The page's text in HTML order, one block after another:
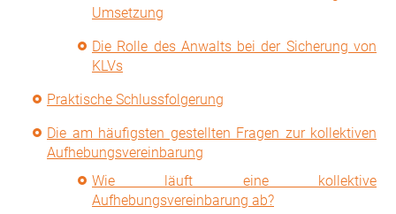
Umsetzung
Die Rolle des Anwalts bei der Sicherung von
KLVs
Praktische Schlussfolgerung
Die am häufigsten gestellten Fragen zur kollektiven
Aufhebungsvereinbarung
Wie läuft eine kollektive
Aufhebungsvereinbarung ab?